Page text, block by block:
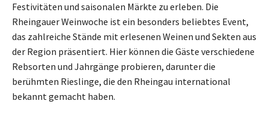
Festivitäten und saisonalen Märkte zu erleben. Die
Rheingauer Weinwoche ist ein besonders beliebtes Event,
das zahlreiche Stände mit erlesenen Weinen und Sekten aus
der Region präsentiert. Hier können die Gäste verschiedene
Rebsorten und Jahrgänge probieren, darunter die
berühmten Rieslinge, die den Rheingau international
bekannt gemacht haben.